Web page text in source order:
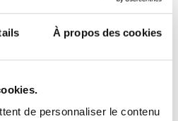
À propos des cookies
de personnaliser le contenu